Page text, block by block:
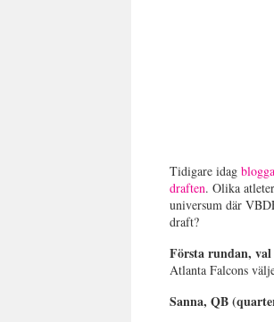
Tidigare idag
draften. Olika
universum där
draft?
Första rundan, val
Atlanta Falcons
Sanna, QB